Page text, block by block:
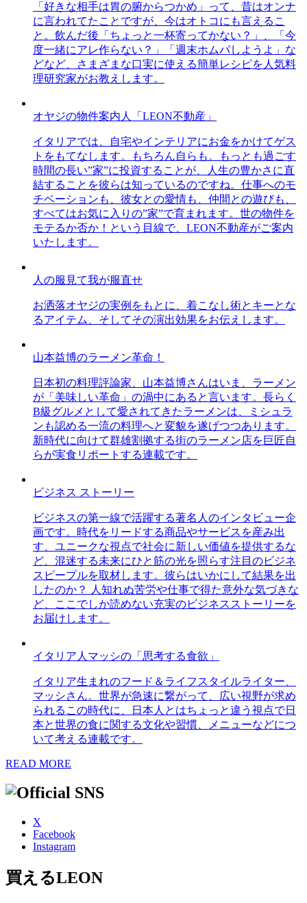
「好きな相手は胃の腑からつかめ」って、昔はオンナ
に言われてたことですが、今はオトコにも言えるこ
と。飲んだ後「ちょっと一杯寄ってかない？」、「今
度一緒にアレ作らない？」「週末ホムパしようよ」な
どなど、さまざまな口実に使える簡単レシピを人気料
理研究家がお教えします。
オヤジの物件案内人「LEON不動産」
イタリアでは、自宅やインテリアにお金をかけてゲス
トをもてなします。もちろん自らも。もっとも過ごす
時間の長い”家”に投資することが、人生の豊かさに直
結することを彼らは知っているのですね。仕事へのモ
チベーションも、彼女との愛情も、仲間との遊びも、
すべてはお気に入りの”家”で育まれます。世の物件を
モテるか否か！という目線で、LEON不動産がご案内
いたします。
人の服見て我が服直せ
お洒落オヤジの実例をもとに、着こなし術とキーとな
るアイテム、そしてその演出効果をお伝えします。
山本益博のラーメン革命！
日本初の料理評論家、山本益博さんはいま、ラーメン
が「美味しい革命」の渦中にあると言います。長らく
B級グルメとして愛されてきたラーメンは、ミシュラ
ンも認める一流の料理へと変貌を遂げつつあります。
新時代に向けて群雄割拠する街のラーメン店を巨匠自
らが実食リポートする連載です。
ビジネス ストーリー
ビジネスの第一線で活躍する著名人のインタビュー企
画です。時代をリードする商品やサービスを産み出
す、ユニークな視点で社会に新しい価値を提供するな
ど、混迷する未来にひと筋の光を照らす注目のビジネ
スピープルを取材します。彼らはいかにして結果を出
したのか？ 人知れぬ苦労や仕事で得た意外な気づきな
ど、ここでしか読めない充実のビジネスストーリーを
お届けします。
イタリア人マッシの「思考する食欲」
イタリア生まれのフード＆ライフスタイルライター、
マッシさん。世界が急速に繋がって、広い視野が求め
られるこの時代に、日本人とはちょっと違う視点で日
本と世界の食に関する文化や習慣、メニューなどにつ
いて考える連載です。
READ MORE
X
Facebook
Instagram
買えるLEON